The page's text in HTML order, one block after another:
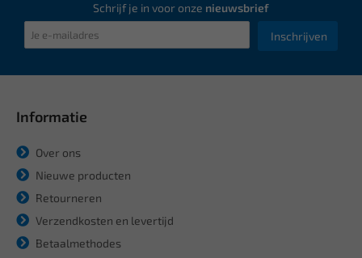
Schrijf je in voor onze nieuwsbrief
Inschrijven
Informatie
Over ons
Nieuwe producten
Retourneren
Verzendkosten en levertijd
Betaalmethodes